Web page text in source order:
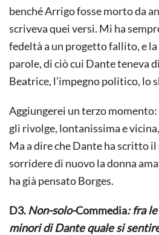
benché Arrigo fosse morto da
scriveva quei versi. Mi ha
fedeltà a un progetto fallito, e
parole, di ciò cui Dante teneva
Beatrice, l’impegno politico, lo
Aggiungerei un terzo
gli rivolge, lontanissima e
Ma a dire che Dante ha scritto
sorridere di nuovo la donna
ha già pensato Borges.
D3.Non-solo-Commedia: fra
minori di Dante quale si